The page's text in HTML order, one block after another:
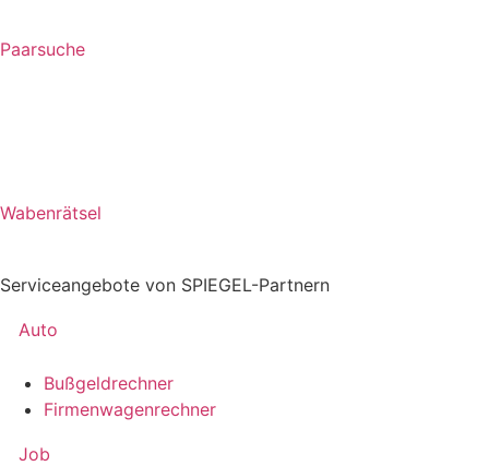
Paarsuche
Wabenrätsel
Serviceangebote von SPIEGEL-Partnern
Auto
Bußgeldrechner
Firmenwagenrechner
Job